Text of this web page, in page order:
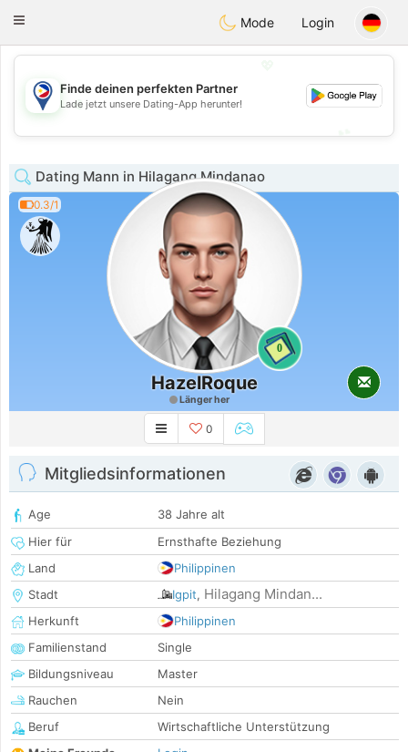
Philippines Chat
Toggle
Mode Login
💖
💕
Finde deinen perfekten Partner
Lade jetzt unsere Dating-App herunter!
Dating Mann in Hilagang Mindanao
0.3/1
0
HazelRoque
Länger her
0
Mitgliedsinformationen
Age
38 Jahre alt
Hier für
Ernsthafte Beziehung
Land
Philippinen
Stadt
Igpit, Hilagang Mindan...
Herkunft
Philippinen
Familienstand
Single
Bildungsniveau
Master
Rauchen
Nein
Beruf
Wirtschaftliche Unterstützung